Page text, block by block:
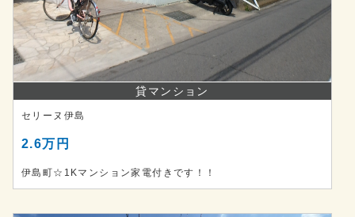
貸マンション
セリーヌ伊島
2.6万円
伊島町☆1Kマンション家電付きです！！